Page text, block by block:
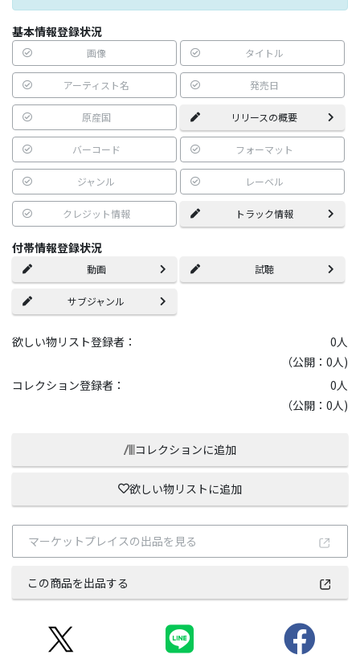
基本情報登録状況
画像 タイトル
アーティスト名 発売日
原産国 リリースの概要
バーコード フォーマット
ジャンル レーベル
クレジット情報 トラック情報
付帯情報登録状況
動画 試聴
サブジャンル
欲しい物リスト登録者： 0人
（公開：0人)
コレクション登録者：
0人
（公開：0人)
コレクションに追加
欲しい物リストに追加
マーケットプレイスの出品を見る
この商品を出品する